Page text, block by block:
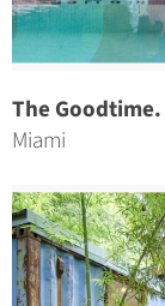
The Goodtime.
Miami